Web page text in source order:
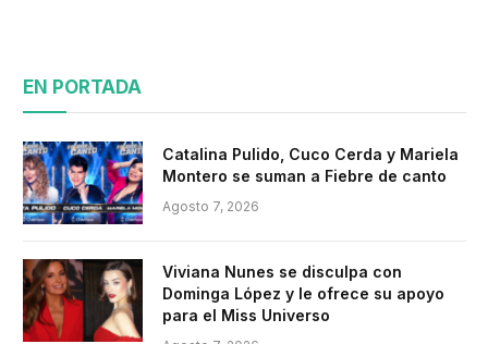
EN PORTADA
Catalina Pulido, Cuco Cerda y Mariela
Montero se suman a Fiebre de canto
Agosto 7, 2026
Viviana Nunes se disculpa con
Dominga López y le ofrece su apoyo
para el Miss Universo